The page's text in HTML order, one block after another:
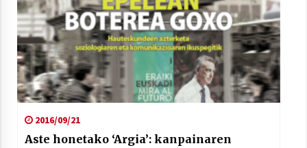
Arrosaren laburpen bideoa Hamaika
2016/09/21
Aste honetako ‘Argia’: kanpainaren